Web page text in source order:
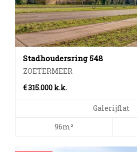
Stadhoudersring 548
ZOETERMEER
€ 315.000 k.k.
Galerijflat
96m²